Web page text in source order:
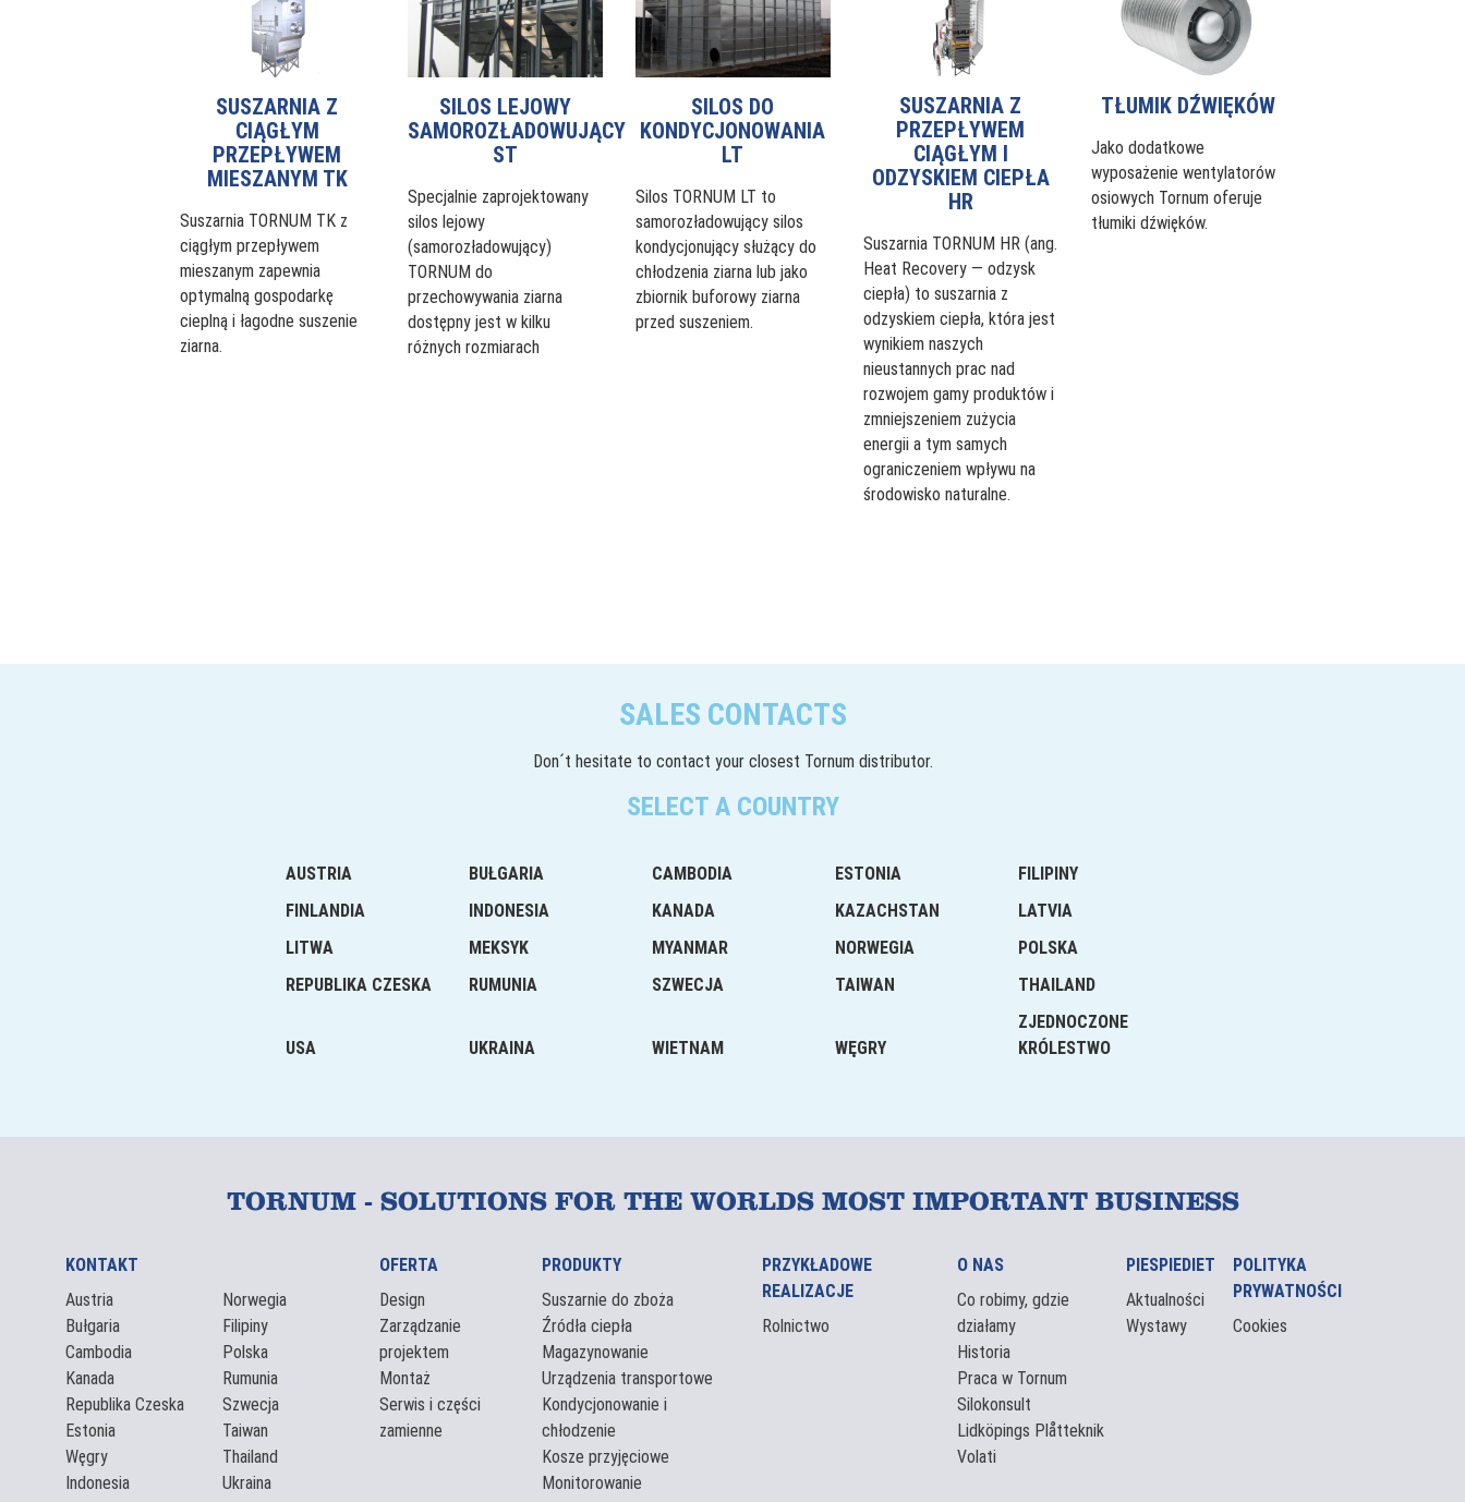
SUSZARNIA Z
CIĄGŁYM
PRZEPŁYWEM
MIESZANYM TK
Suszarnia TORNUM TK z
ciągłym przepływem
mieszanym zapewnia
optymalną gospodarkę
cieplną i łagodne suszenie
ziarna.
SILOS LEJOWY
SAMOROZŁADOWUJĄCY
ST
Specjalnie zaprojektowany
silos lejowy
(samorozładowujący)
TORNUM do
przechowywania ziarna
dostępny jest w kilku
różnych rozmiarach
SILOS DO
KONDYCJONOWANIA
LT
Silos TORNUM LT to
samorozładowujący silos
kondycjonujący służący do
chłodzenia ziarna lub jako
zbiornik buforowy ziarna
przed suszeniem.
SUSZARNIA Z
PRZEPŁYWEM
CIĄGŁYM I
ODZYSKIEM CIEPŁA
HR
Suszarnia TORNUM HR (ang.
Heat Recovery — odzysk
ciepła) to suszarnia z
odzyskiem ciepła, która jest
wynikiem naszych
nieustannych prac nad
rozwojem gamy produktów i
zmniejszeniem zużycia
energii a tym samych
ograniczeniem wpływu na
środowisko naturalne.
TŁUMIK DŹWIĘKÓW
Jako dodatkowe
wyposażenie wentylatorów
osiowych Tornum oferuje
tłumiki dźwięków.
SALES CONTACTS
Don´t hesitate to contact your closest Tornum distributor.
SELECT A COUNTRY
AUSTRIA BUŁGARIA CAMBODIA ESTONIA
FILIPINY
FINLANDIA
INDONESIA KANADA KAZACHSTAN
LATVIA
LITWA
MEKSYK MYANMAR NORWEGIA
POLSKA
REPUBLIKA CZESKA
RUMUNIA SZWECJA TAIWAN THAILAND
USA UKRAINA WIETNAM WĘGRY
ZJEDNOCZONE
KRÓLESTWO
TORNUM - SOLUTIONS FOR THE WORLDS MOST IMPORTANT BUSINESS
KONTAKT
Austria
Bułgaria
Cambodia
Kanada
Republika Czeska
Estonia
Węgry
Indonesia
Norwegia
Filipiny
Polska
Rumunia
Szwecja
Taiwan
Thailand
Ukraina
OFERTA
Design
Zarządzanie
projektem
Montaż
Serwis i części
zamienne
PRODUKTY
Suszarnie do zboża
Źródła ciepła
Magazynowanie
Urządzenia transportowe
Kondycjonowanie i
chłodzenie
Kosze przyjęciowe
Monitorowanie
PRZYKŁADOWE
REALIZACJE
Rolnictwo
O NAS
Co robimy, gdzie
działamy
Historia
Praca w Tornum
Silokonsult
Lidköpings Plåtteknik
Volati
PIESPIEDIET
Aktualności
Wystawy
POLITYKA
PRYWATNOŚCI
Cookies